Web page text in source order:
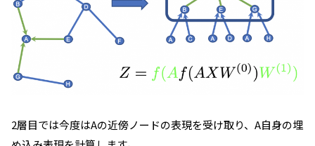
2層目では今度はAの近傍ノードの表現を受け取り、A自身の埋